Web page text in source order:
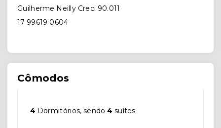
Guilherme Neilly Creci 90.011
17 99619 0604
Cômodos
4 Dormitórios, sendo4 suítes